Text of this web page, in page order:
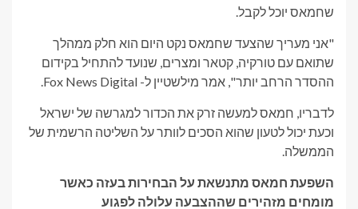
שחמאס יוכל לקבל.
"אני מעריך שהצעד שחמאס נקט היום הוא חלק ממהלך
שתואם עם טורקיה, קטאר ומצרים, שנועד להתחיל בקידום
ההסדר הרחב יותר", אמר מילשטיין ל- Fox News Digital.
לדבריו, חמאס למעשה זרק את הכדור למגרשה של ישראל
וכעת יכול לטעון שהוא הסכים לוותר על השליטה הרשמית של
הממשלה.
השפעת חמאס מתנשאת על הבחירות בעזה כאשר
מומחים מזהירים שההצבעה עלולה לפגוע